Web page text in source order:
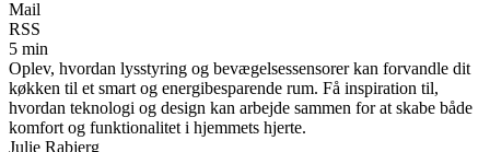
Mail
RSS
5 min
Oplev, hvordan lysstyring og bevægelsessensorer kan forvandle dit
køkken til et smart og energibesparende rum. Få inspiration til,
hvordan teknologi og design kan arbejde sammen for at skabe både
komfort og funktionalitet i hjemmets hjerte.
Julie Rabjerg